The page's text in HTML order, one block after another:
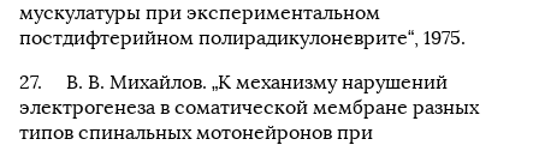
мускулатуры при экспериментальном
постдифтерийном полирадикулоневрите“, 1975.
В. В. Михайлов. „К механизму нарушений
электрогенеза в соматической мембране разных
типов спинальных мотонейронов при